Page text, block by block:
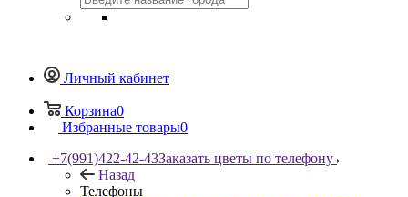
Личный кабинет
Корзина0
Избранные товары0
+7(991)422-42-43Заказать цветы по телефону
Назад
Телефоны